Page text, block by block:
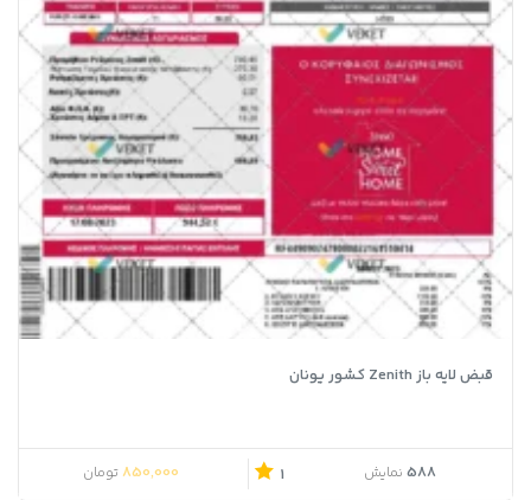
قبض لایه باز Zenith کشور یونان
588 نمایش 1
850,000 تومان